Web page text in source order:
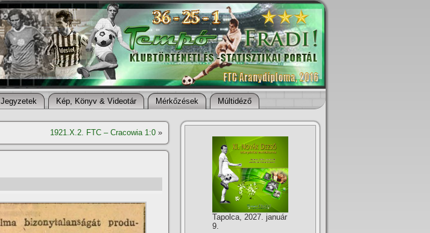
Jegyzetek Kép, Könyv & Videotár Mérkőzések Múltidéző
1921.X.2. FTC – Cracowia 1:0 »
Tapolca, 2027. január
9.